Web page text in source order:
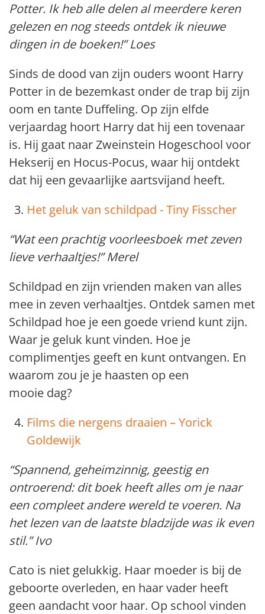
Potter. Ik heb alle delen al meerdere keren
gelezen en nog steeds ontdek ik nieuwe
dingen in de boeken!” Loes
Sinds de dood van zijn ouders woont Harry
Potter in de bezemkast onder de trap bij zijn
oom en tante Duffeling. Op zijn elfde
verjaardag hoort Harry dat hij een tovenaar
is. Hij gaat naar Zweinstein Hogeschool voor
Hekserij en Hocus-Pocus, waar hij ontdekt
dat hij een gevaarlijke aartsvijand heeft.
Het geluk van schildpad - Tiny Fisscher
“Wat een prachtig voorleesboek met zeven
lieve verhaaltjes!” Merel
Schildpad en zijn vrienden maken van alles
mee in zeven verhaaltjes. Ontdek samen met
Schildpad hoe je een goede vriend kunt zijn.
Waar je geluk kunt vinden. Hoe je
complimentjes geeft en kunt ontvangen. En
waarom zou je je haasten op een
mooie dag?
Films die nergens draaien – Yorick
Goldewijk
“Spannend, geheimzinnig, geestig en
ontroerend: dit boek heeft alles om je naar
een compleet andere wereld te voeren. Na
het lezen van de laatste bladzijde was ik even
stil.” Ivo
Cato is niet gelukkig. Haar moeder is bij de
geboorte overleden, en haar vader heeft
geen aandacht voor haar. Op school vinden